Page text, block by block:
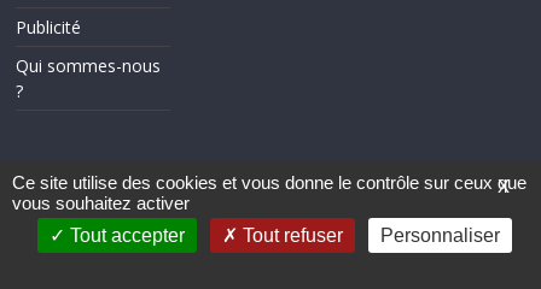
Publicité
Qui sommes-nous
?
Copyright © 2026
Theme ColorMag par
ThemeGrill.. Propulsé parWordPress.
X
Ce site utilise des cookies et vous donne le contrôle sur ceux que
vous souhaitez activer
Tout accepter
Tout refuser Personnaliser